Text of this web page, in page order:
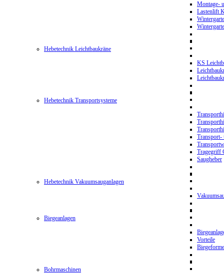
Montage-
Lastenlift
Hebetechnik Leichtbaukräne
KS
Hebetechnik Transportsysteme
Transport-
Tragegriff
Saugheber
Hebetechnik Vakuumsauganlagen
Biegeanlagen
Vorteile
Bohrmaschinen